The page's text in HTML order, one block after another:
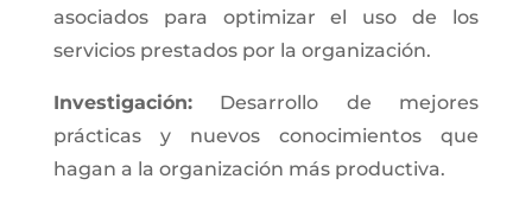
asociados para optimizar el uso de los
servicios prestados por la organización.
Investigación:Desarrollo de mejores
prácticas y nuevos conocimientos que
hagan a la organización más productiva.